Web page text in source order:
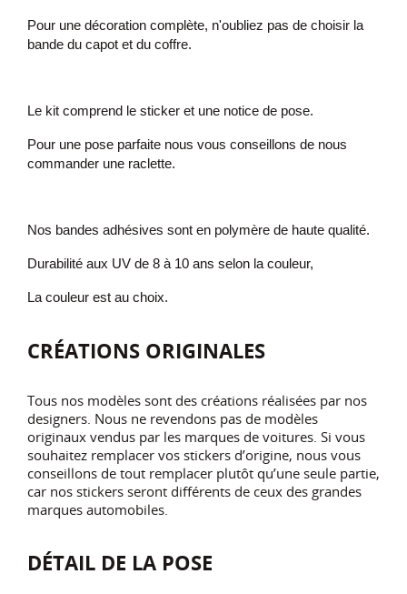
Pour une décoration complète, n'oubliez pas de choisir la
bande du capot et du coffre.
Le kit comprend le sticker et une notice de pose.
Pour une pose parfaite nous vous conseillons de nous
commander une raclette.
Nos bandes adhésives sont en polymère de haute qualité.
Durabilité aux UV de 8 à 10 ans selon la couleur,
La couleur est au choix.
CRÉATIONS ORIGINALES
Tous nos modèles sont des créations réalisées par nos
designers. Nous ne revendons pas de modèles
originaux vendus par les marques de voitures. Si vous
souhaitez remplacer vos stickers d’origine, nous vous
conseillons de tout remplacer plutôt qu’une seule partie,
car nos stickers seront différents de ceux des grandes
marques automobiles.
DÉTAIL DE LA POSE